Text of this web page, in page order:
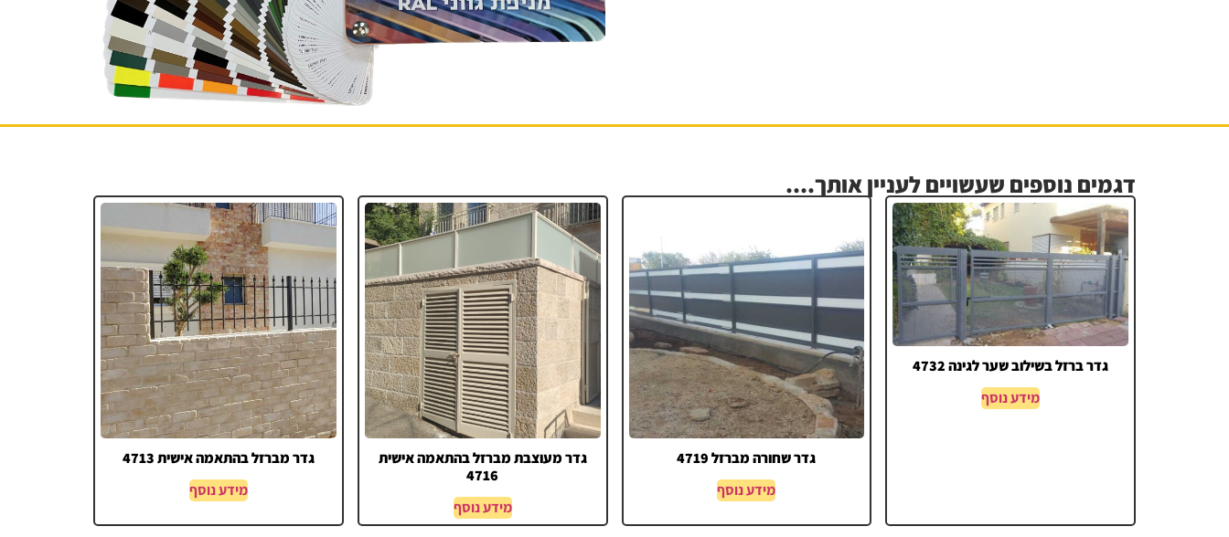
דגמים נוספים שעשויים לעניין אותך....
גדר ברזל בשילוב שער לגינה 4732
מידע נוסף
גדר שחורה מברזל 4719
מידע נוסף
גדר מעוצבת מברזל בהתאמה אישית
4716
מידע נוסף
גדר מברזל בהתאמה אישית 4713
מידע נוסף